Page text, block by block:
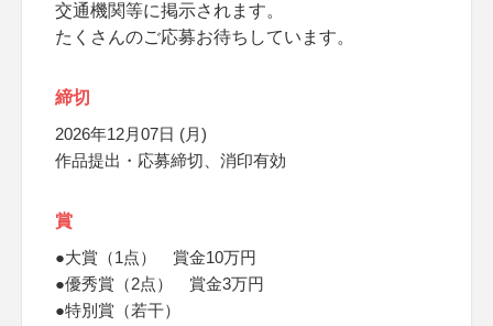
交通機関等に掲示されます。
たくさんのご応募お待ちしています。
締切
2026年12月07日 (月)
作品提出・応募締切、消印有効
賞
●大賞（1点） 賞金10万円
●優秀賞（2点） 賞金3万円
●特別賞（若干）